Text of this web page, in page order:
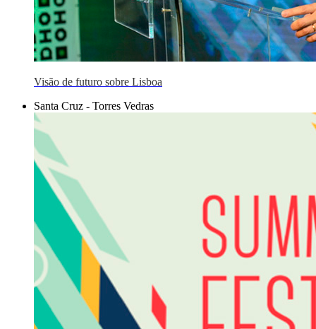
Visão de futuro sobre Lisboa
Santa Cruz - Torres Vedras